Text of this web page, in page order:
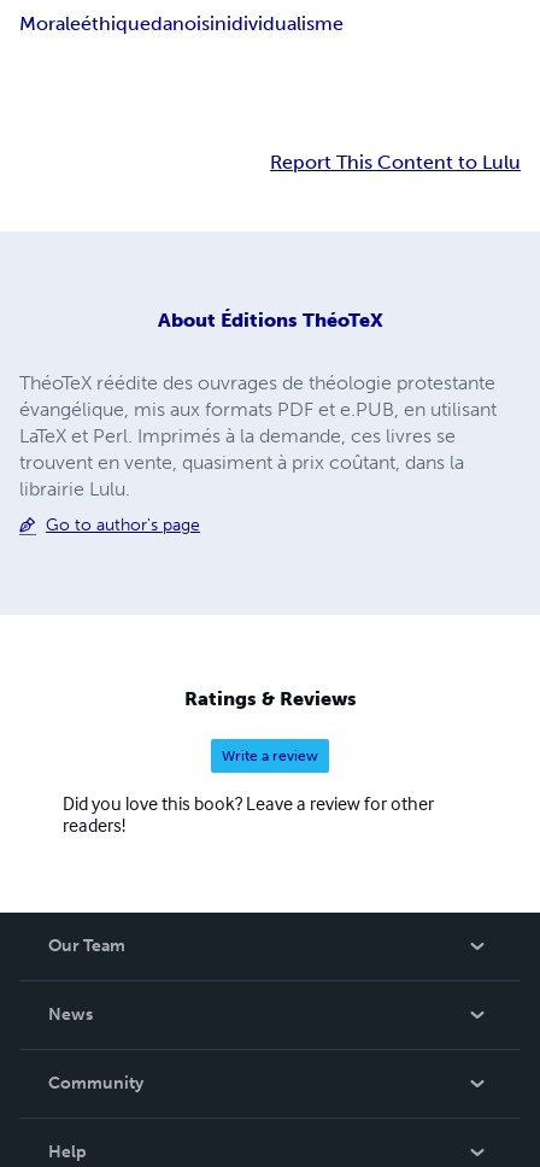
Moraleéthiquedanoisinidividualisme
Report This Content to Lulu
About Éditions ThéoTeX
ThéoTeX réédite des ouvrages de théologie protestante
évangélique, mis aux formats PDF et e.PUB, en utilisant
LaTeX et Perl. Imprimés à la demande, ces livres se
trouvent en vente, quasiment à prix coûtant, dans la
librairie Lulu.
Go to author's page
Ratings & Reviews
Write a review
Did you love this book? Leave a review for other
readers!
Our Team
News
In The News
Community
Help